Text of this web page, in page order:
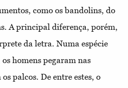
como os bandolins, do
A principal diferença, porém,
da letra. Numa espécie
homens pegaram nas
palcos. De entre estes, o